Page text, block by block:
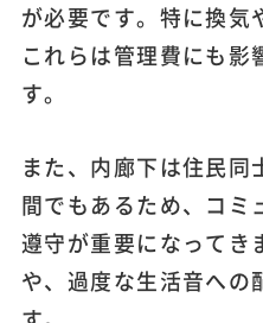
が必要です。特に換気
これらは管理費にも影
す。
また、内廊下は住民同
間でもあるため、コミ
遵守が重要になってき
や、過度な生活音への